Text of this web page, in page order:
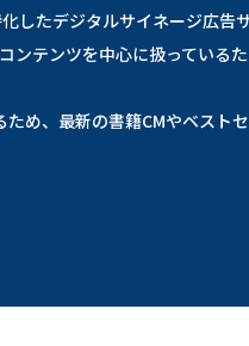
したデジタルサイネージ広告
ンテンツを中心に扱っている
め、最新の書籍CMやベスト